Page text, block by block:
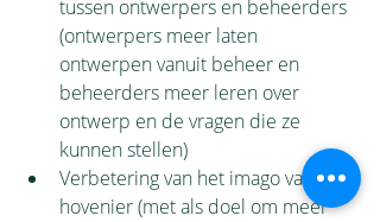
tussen ontwerpers en beheerders
(ontwerpers meer laten
ontwerpen vanuit beheer en
beheerders meer leren over
ontwerp en de vragen die ze
kunnen stellen)
Verbetering van het imago van de
hovenier (met als doel om meer